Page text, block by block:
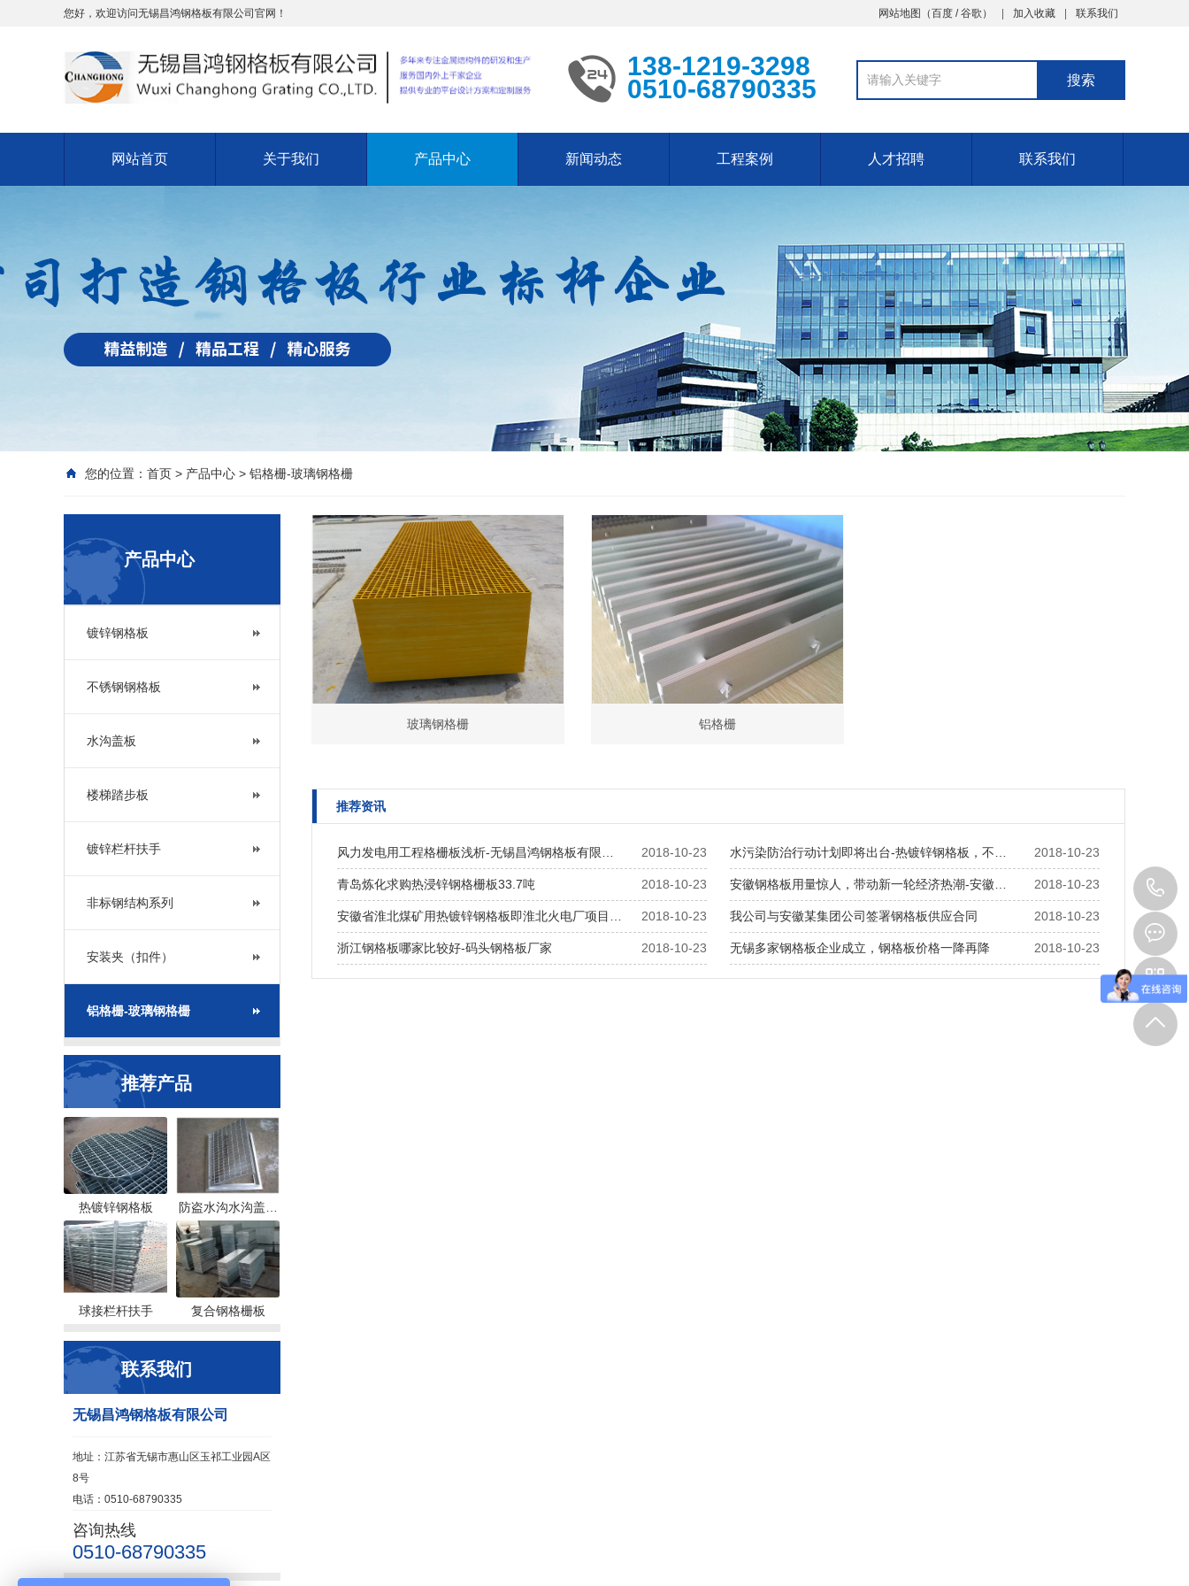
您好，欢迎访问无锡昌鸿钢格板有限公司官网！ 网站地图 （百度 /谷歌 ） 加入收藏 联系我们
138-1219-3298
0510-68790335
网站首页 关于我们 产品中心 新闻动态 工程案例 人才招聘 联系我们
您的位置： 首页 > 产品中心 > 铝格栅-玻璃钢格栅
产品中心
镀锌钢格板
不锈钢钢格板
水沟盖板
楼梯踏步板
镀锌栏杆扶手
非标钢结构系列
安装夹（扣件）
铝格栅-玻璃钢格栅
推荐产品
热镀锌钢格板 防盗水沟水沟盖…
球接栏杆扶手 复合钢格栅板
联系我们
无锡昌鸿钢格板有限公司
地址：江苏省无锡市惠山区玉祁工业园A区
8号
电话：0510-68790335
咨询热线
0510-68790335
玻璃钢格栅 铝格栅
推荐资讯
2018-10-23
风力发电用工程格栅板浅析-无锡昌鸿钢格板有限… 2018-10-23
水污染防治行动计划即将出台-热镀锌钢格板，不…
2018-10-23
青岛炼化求购热浸锌钢格栅板33.7吨 2018-10-23
安徽钢格板用量惊人，带动新一轮经济热潮-安徽…
2018-10-23
安徽省淮北煤矿用热镀锌钢格板即淮北火电厂项目… 2018-10-23
我公司与安徽某集团公司签署钢格板供应合同
2018-10-23
浙江钢格板哪家比较好-码头钢格板厂家 2018-10-23
无锡多家钢格板企业成立，钢格板价格一降再降